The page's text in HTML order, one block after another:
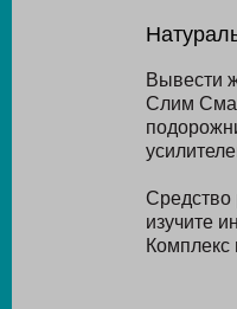
Вывести
Слим
Средство
изучите
Комплекс